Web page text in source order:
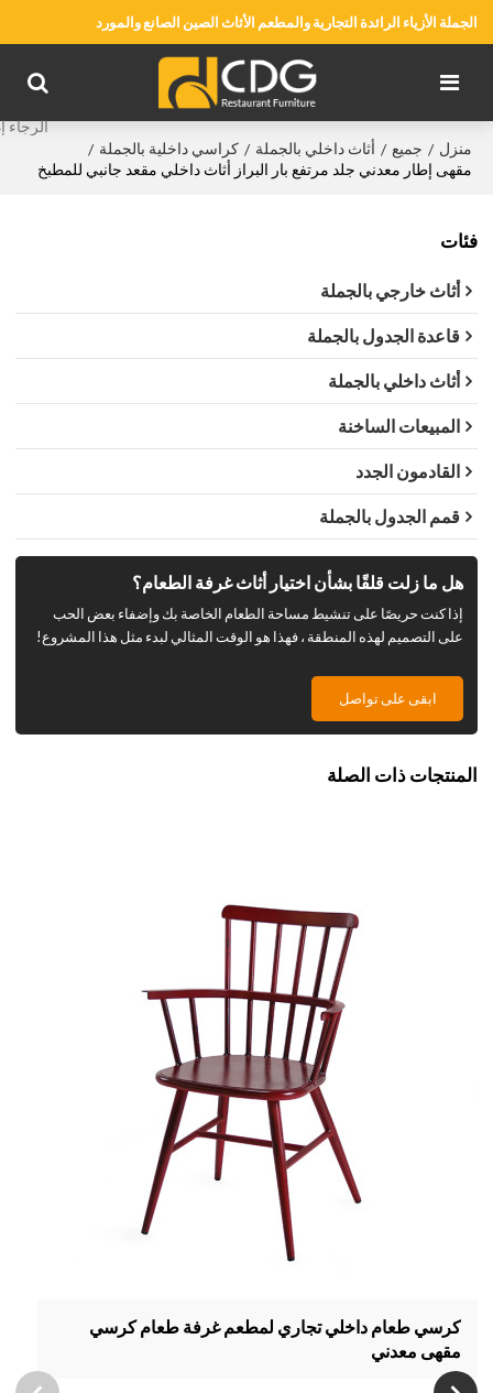
الجملة الأزياء الرائدة التجارية والمطعم الأثاث الصين الصانع والمورد
منزل / جميع / أثاث داخلي بالجملة / كراسي داخلية بالجملة /
مقهى إطار معدني جلد مرتفع بار البراز أثاث داخلي مقعد جانبي للمطبخ
فئات
أثاث خارجي بالجملة
قاعدة الجدول بالجملة
أثاث داخلي بالجملة
المبيعات الساخنة
القادمون الجدد
قمم الجدول بالجملة
هل ما زلت قلقًا بشأن اختيار أثاث غرفة الطعام؟
إذا كنت حريصًا على تنشيط مساحة الطعام الخاصة بك وإضفاء بعض الحب
على التصميم لهذه المنطقة ، فهذا هو الوقت المثالي لبدء مثل هذا المشروع!
ابقى على تواصل
المنتجات ذات الصلة
كرسي طعام داخلي تجاري لمطعم غرفة طعام كرسي
مقهى معدني